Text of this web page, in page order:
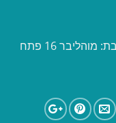
​​MenZone כשמציאות ודמיון נפגשים​ כתובת: מוהליבר 16 פתח